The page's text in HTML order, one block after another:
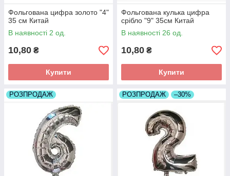
Фольгована цифра золото "4"
35 см Китай
В наявності 2 од.
10,80 ₴
Купити
Фольгована кулька цифра
срібло "9" 35см Китай
В наявності 26 од.
10,80 ₴
Купити
РОЗПРОДАЖ РОЗПРОДАЖ –30%